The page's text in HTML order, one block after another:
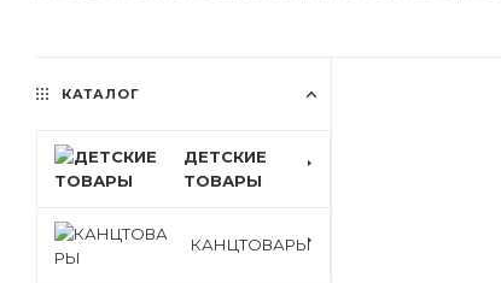
КАТАЛОГ
ДЕТСКИЕ
ТОВАРЫ
КАНЦТОВАРЫ